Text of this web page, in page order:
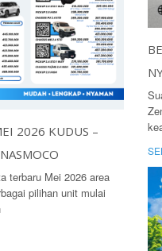
2026 KUDUS –
terbaru Mei 2026 area
pilihan unit mulai